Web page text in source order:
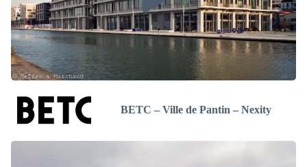
BETC – Ville de Pantin – Nexity